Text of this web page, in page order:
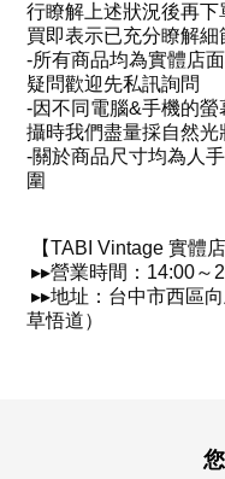
行瞭解上述狀況後再
買即表示已充分瞭解細
-所有商品均為實體店面
疑問歡迎先私訊詢問
-因不同電腦&手機的螢
攝時我們盡量採自然
-關於商品尺寸均為人手
圍
【TABI Vintage 實體店
▸▸營業時間： 14:00～
▸▸地址：台中市西區
草悟道）